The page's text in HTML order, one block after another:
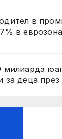
в
в
милиарда
за деца през